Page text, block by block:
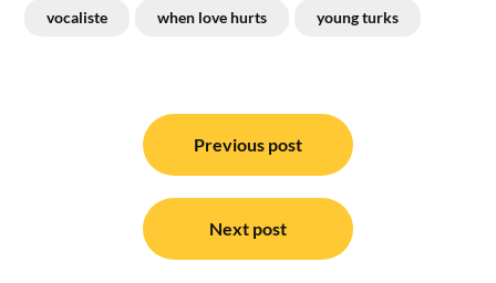
vocaliste when love hurts young turks
Navigation
Previous post
Next post